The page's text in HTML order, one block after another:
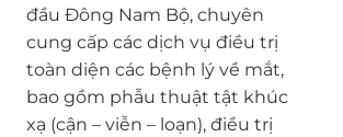
đầu Đông Nam Bộ, chuyên
cung cấp các dịch vụ điều trị
toàn diện các bệnh lý về mắt,
bao gồm phẫu thuật tật khúc
xạ (cận – viễn – loạn), điều trị